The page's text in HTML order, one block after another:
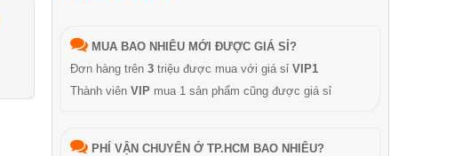
MUA BAO NHIÊU MỚI ĐƯỢC GIÁ SỈ?
Đơn hàng trên 3 triệu được mua với giá sỉ VIP1
Thành viên VIP mua 1 sản phẩm cũng được giá sỉ
PHÍ VẬN CHUYỂN Ở TP.HCM BAO NHIÊU?